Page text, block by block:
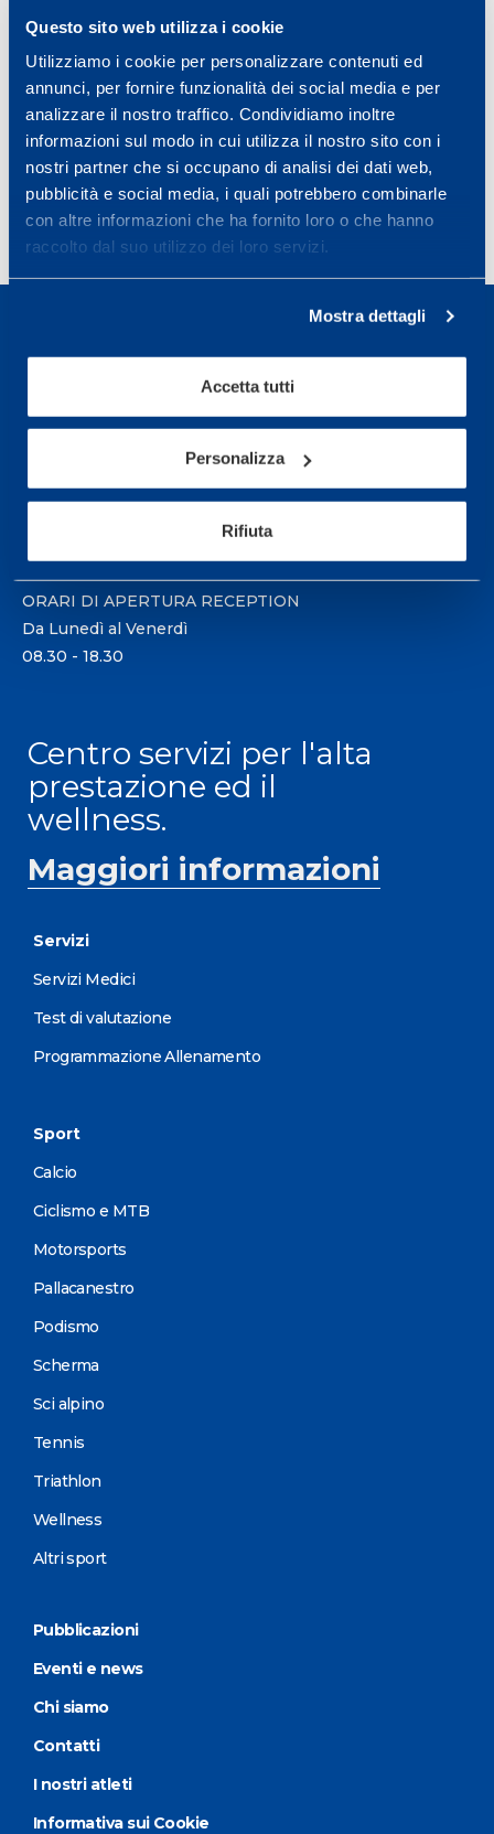
Questo sito web utilizza i cookie
Utilizziamo i cookie per personalizzare contenuti ed
annunci, per fornire funzionalità dei social media e per
analizzare il nostro traffico. Condividiamo inoltre
informazioni sul modo in cui utilizza il nostro sito con i
nostri partner che si occupano di analisi dei dati web,
pubblicità e social media, i quali potrebbero combinarle
con altre informazioni che ha fornito loro o che hanno
raccolto dal suo utilizzo dei loro servizi.
Mostra dettagli
Accetta tutti
Personalizza
Rifiuta
10 Settembre 2015 / servizi medici
Visita nutrizionistica per lo sport e per
il wellness
Leggi tutto
< 1 … 6 7 8
Sport Service Mapei S.r.l. - Via Busto Fagnano 38,
Per prenotare una visita o avere ulteriori
informazioni: telefonare allo +39 0331 575757 da
ORARI DI APERTURA RECEPTION
Da Lunedì al Venerdì
08.30 - 18.30
Centro servizi per l'alta
prestazione ed il
wellness.
Maggiori informazioni
Servizi
Servizi Medici
Test di valutazione
Programmazione Allenamento
Sport
Calcio
Ciclismo e MTB
Motorsports
Pallacanestro
Podismo
Scherma
Sci alpino
Tennis
Triathlon
Wellness
Altri sport
Pubblicazioni
Eventi e news
Chi siamo
Contatti
I nostri atleti
Informativa sui Cookie